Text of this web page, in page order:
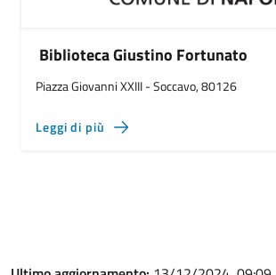
Biblioteca Giustino Fortunato
Piazza Giovanni XXIII - Soccavo, 80126
Leggi di più